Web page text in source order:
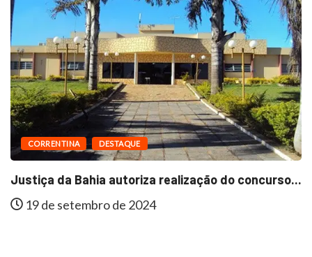
CORRENTINA DESTAQUE
Justiça da Bahia autoriza realização do concurso...
19 de setembro de 2024